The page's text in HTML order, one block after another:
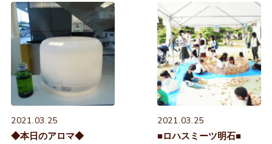
2021.03.25
◆本日のアロマ◆
2021.03.25
■ロハスミーツ明石■